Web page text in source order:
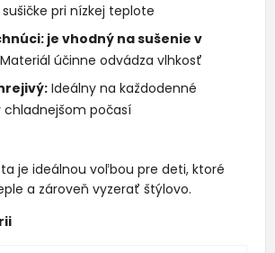
pri nízkej teplote
je vhodný na sušenie v
Materiál účinne odvádza vlhkosť
Ideálny na každodenné
chladnejšom počasí
je ideálnou voľbou pre deti, ktoré
a zároveň vyzerať štýlovo.